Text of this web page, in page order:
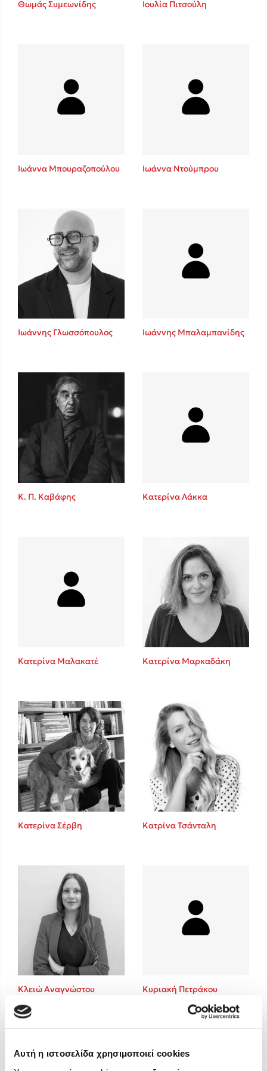
Αυτή η ιστοσελίδα χρησιμοποιεί cookies
Playlist
Το λεξικό της ζωής σου
Κώστας Κρομμύδας
Ιωάννης Γλωσσόπουλος
Ένας γίγαντας στο σχολείο
Δανάη Δεληγεώργη
Η μέθοδος Αφήστε τους
Δημοφιλείς Συγγραφείς
Φυστίκι ΠουΚυλάει
Παύλος Καστανάς
El Sombrero
Στέφανος Ξενάκης
Sebastian Fitzek
Κατρίνα Τσάνταλη
Mimi Matthews
Benzamin Bécue
Rebecca Yarros
Teo Benedetti
Τζένη Κουτσοδημητροπούλου
Ali Hazelwood
Cori Doerrfeld
Pierdomenico Baccalario
Δανάη Ιμπραχήμ
Θωμάς Συμεωνίδης Ιουλία Πιτσούλη
Ιωάννα Μπουραζοπούλου Ιωάννα Ντούμπρου
Ιωάννης Γλωσσόπουλος Ιωάννης Μπαλαμπανίδης
Κ. Π. Καβάφης Κατερίνα Λάκκα
Κατερίνα Μαλακατέ Κατερίνα Μαρκαδάκη
Κατερίνα Σέρβη Κατρίνα Τσάνταλη
Κλειώ Αναγνώστου Κυριακή Πετράκου